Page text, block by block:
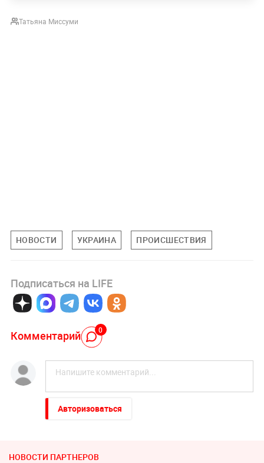
Татьяна Миссуми
НОВОСТИ УКРАИНА ПРОИСШЕСТВИЯ
Подписаться на LIFE
Комментарий 0
Авторизоваться
НОВОСТИ ПАРТНЕРОВ